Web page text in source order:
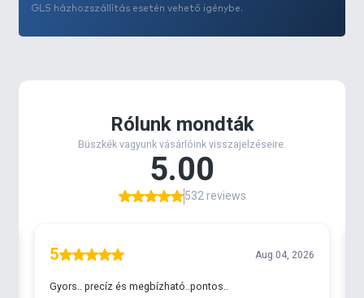
GLS házhozszállítás esetén vehető igénybe.